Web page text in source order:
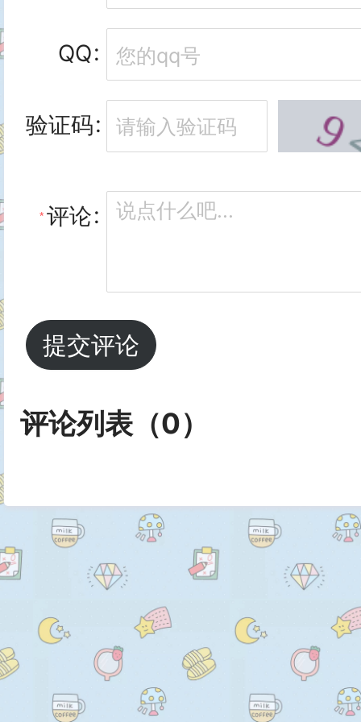
// return
// }
// getters第二种获取方法
...mapGetters(["count"])
// 调用仓库中mutations的方法
//2.引入mapMutations 在
//eg: <input
toChange(){
this.change = 'text'
}
// 暴露出去
export default new
state,
mutations,
getters,
})
vuex存值：
state:{
}
mutations:{
changeValue(state,newVal){
state.value=newVal
QQ
验证码
评论
提交评论
评论列表（0）